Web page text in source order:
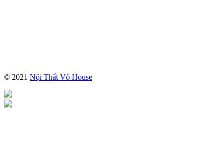
© 2021 Nội Thất Võ House